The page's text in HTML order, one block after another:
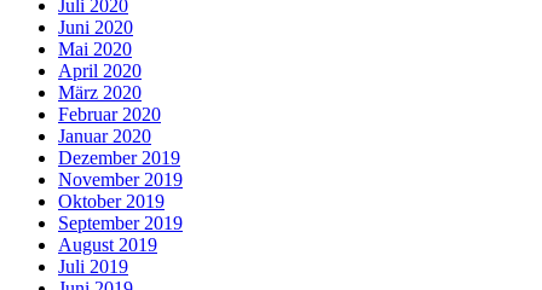
Juli 2020
Juni 2020
Mai 2020
April 2020
März 2020
Februar 2020
Januar 2020
Dezember 2019
November 2019
Oktober 2019
September 2019
August 2019
Juli 2019